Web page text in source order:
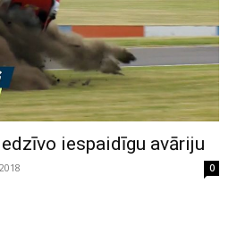
iespaidīgu avāriju
0